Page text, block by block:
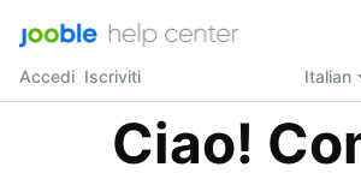
Italian
Accedi Iscriviti
Ciao!